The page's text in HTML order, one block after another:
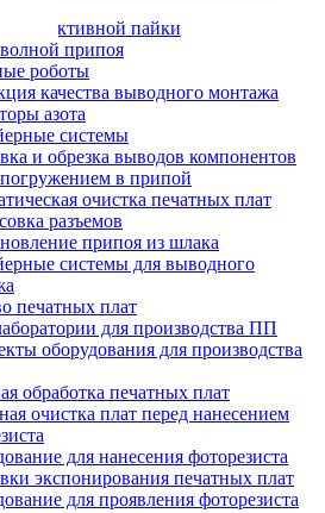
селективной пайки
припоя
роботы
качества выводного монтажа
азота
системы
и обрезка выводов компонентов
в припой
очистка печатных плат
разъемов
припоя из шлака
системы для выводного
печатных плат
для производства ПП
оборудования для производства
обработка печатных плат
очистка плат перед нанесением
для нанесения фоторезиста
экспонирования печатных плат
для проявления фоторезиста